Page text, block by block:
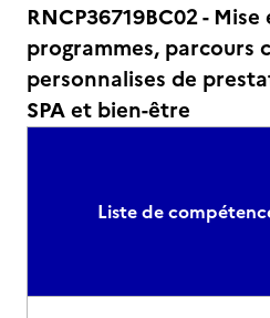
RNCP36719BC02 -
programmes, parcours
personnalises de
SPA et bien-être
Liste de